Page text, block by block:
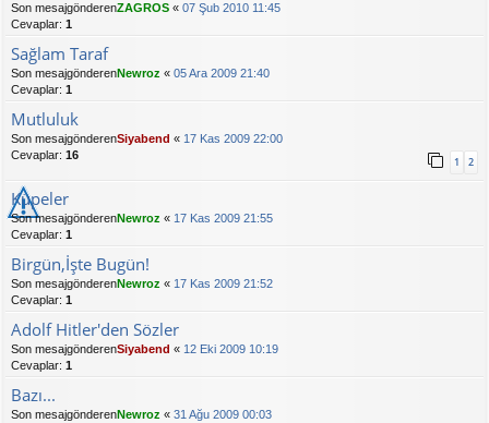
Son mesajgönderenZAGROS « 07 Şub 2010 11:45
Cevaplar: 1
Sağlam Taraf
Son mesajgönderenNewroz « 05 Ara 2009 21:40
Cevaplar: 1
Mutluluk
Son mesajgönderenSiyabend « 17 Kas 2009 22:00
Cevaplar: 16 1 2
Küpeler
Son mesajgönderenNewroz « 17 Kas 2009 21:55
Cevaplar: 1
Birgün,İşte Bugün!
Son mesajgönderenNewroz « 17 Kas 2009 21:52
Cevaplar: 1
Adolf Hitler'den Sözler
Son mesajgönderenSiyabend « 12 Eki 2009 10:19
Cevaplar: 1
Bazı...
Son mesajgönderenNewroz « 31 Ağu 2009 00:03